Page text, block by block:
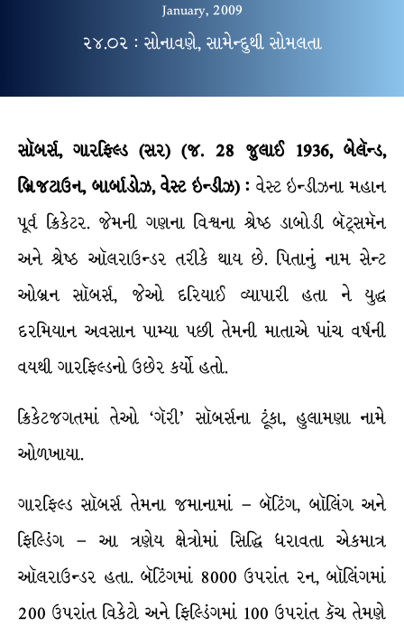
January, 2009
૨૪.૦૨ : સોનાવણે, સામેન્દુથી સોમલતા
સૉબર્સ, ગારફિલ્ડ (સર) (જ. 28 જુલાઈ 1936,બેલૅન્ડ,
બ્રિજટાઉન, બાર્બાડોઝ,વેસ્ટ ઇન્ડીઝ) : વેસ્ટ ઇન્ડીઝના મહાન
પૂર્વ ક્રિકેટર. જેમની ગણના વિશ્વના શ્રેષ્ઠ ડાબોડી બૅટ્સમૅન
અને શ્રેષ્ઠ ઑલરાઉન્ડર તરીકે થાય છે. પિતાનું નામ સેન્ટ
ઓબ્રન સૉબર્સ, જેઓ દરિયાઈ વ્યાપારી હતા ને યુદ્ધ
દરમિયાન અવસાન પામ્યા પછી તેમની માતાએ પાંચ વર્ષની
વયથી ગારફિલ્ડનો ઉછેર કર્યો હતો.
ક્રિકેટજગતમાં તેઓ ‘ગૅરી’ સૉબર્સના ટૂંકા, હુલામણા નામે
ઓળખાયા.
ગારફિલ્ડ સૉબર્સ તેમના જમાનામાં – બૅટિંગ, બૉલિંગ અને
ફિલ્ડિંગ – આ ત્રણેય ક્ષેત્રોમાં સિદ્ધિ ધરાવતા એકમાત્ર
ઑલરાઉન્ડર હતા. બૅટિંગમાં 8000 ઉપરાંત રન, બૉલિંગમાં
200 ઉપરાંત વિકેટો અને ફિલ્ડિંગમાં 100 ઉપરાંત કૅચ તેમણે